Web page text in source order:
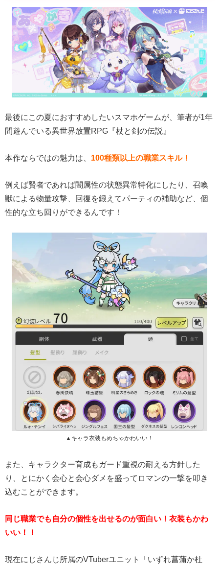
最後にこの夏におすすめしたいスマホゲームが、筆者が1年
間遊んでいる異世界放置RPG『杖と剣の伝説』
本作ならではの魅力は、 100種類以上の職業スキル！
例えば賢者であれば闇属性の状態異常特化にしたり、召喚
獣による物量攻撃、回復を鍛えてパーティの補助など、個
性的な立ち回りができるんです！
▲キャラ衣装もめちゃかわいい！
また、キャラクター育成もガード重視の耐える方針した
り、とにかく会心と会心ダメを盛ってロマンの一撃を叩き
込むことができます。
同じ職業でも自分の個性を出せるのが面白い！衣装もかわ
いい！！
現在にじさんじ所属のVTuberユニット「いずれ菖蒲か杜